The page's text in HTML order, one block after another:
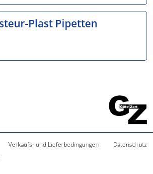
Plast Pipetten
Verkaufs- und Lieferbedingungen
Datenschutz